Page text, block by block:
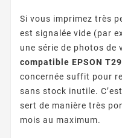
Si vous imprimez très
est signalée vide (par
une série de photos de
compatible EPSON
concernée suffit pour
sans stock inutile.
sert de manière très
mois au maximum.